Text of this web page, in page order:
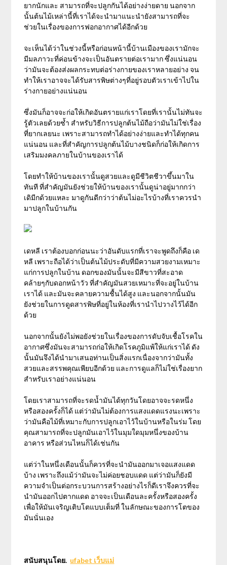
ยากนักและ สามารถที่จะปลูกกันได้อย่างง่ายดาย นอกจาก
นั้นต้นไม้เหล่านี้ที่เราได้จะนำมาแนะนำยังสามารถที่จะ
ช่วยในเรื่องของการฟอกอากาศได้อีกด้วย
จะเห็นได้ว่าในช่วงนี้หรือก่อนหน้านี้บ้านเมืองของเรามักจะ
มีมลภาวะที่ค่อนข้างจะเป็นอันตรายต่อเรามาก ซึ่งแน่นอน
ว่ามันจะต้องส่งผลกระทบต่อร่างกายของเราหลายอย่าง จน
ทำให้เราอาจจะได้รับสารพิษต่างๆที่อยู่รอบตัวเราเข้าไปใน
ร่างกายอย่างแน่นอน
ซึ่งมันก็อาจจะก่อให้เกิดอันตรายแก่เราโดยที่เรานั้นไม่ทันจะ
รู้ตัวเลยด้วยซ้ำ สำหรับวิธีการปลูกต้นไม้ถือว่ามันไม่ใช่เรื่อง
ที่ยากเลยนะ เพราะสามารถทำได้อย่างง่ายและทำได้ทุกคน
แน่นอน และที่สำคัญการปลูกต้นไม้บางชนิดก็ก่อให้เกิดการ
เสริมมงคลภายในบ้านของเราได้
โดยทำให้บ้านของเรานั้นดูสวยและดูมีชีวิตชีวาขึ้นมาใน
ทันที ที่สำคัญมันยังช่วยให้บ้านของเรานั้นดูน่าอยู่มากกว่า
เดิมีกด้วยแหละ มาดูกันดีกว่าว่าต้นไม่อะไรบ้างที่เราควรนำ
มาปลูกในบ้านกัน
เดหลี เราต้องบอกก่อนนะว่าอันดับแรกที่เราจะพูดถึงก็คือ เด
หลี เพราะถือได้ว่าเป็นต้นไม้ประดับที่มีความสวยงามเหมาะ
แก่การปลูกในบ้าน ดอกของมันนั้นจะมีสีขาวที่สะอาด
คล้ายๆกับดอกหน้าวัว ที่สำคัญมันสวยเหมาะที่จะอยู่ในบ้าน
เราได้ และมันจะคลายความชื้นได้สูง และนอกจากนั้นมัน
ยังช่วยในการดูดสารพิษที่อยู่ในห้องที่เรานำไปวางไว้ได้อีก
ด้วย
นอกจากนั้นยังไม่พอยังช่วยในเรื่องของการดับจับเชื้อโรคใน
อากาศซึ่งมันจะสามารถก่อให้เกิดโรคภูมิแพ้ให้แก่เราได้ ดัง
นั้นมันจึงได้นำมาเสนอท่านเป็นสิ่งแรกเนื่องจากว่ามันทั้ง
สวยและสรรพคุณเพียบอีกด้วย และการดูแลก็ไม่ใช่เรื่องยาก
สำหรับเราอย่างแน่นอน
โดยเราสามารถที่จะรดน้ำมันได้ทุกวันโดยอาจจะรดหนึ่ง
หรือสองครั้งก็ได้ แต่ว่ามันไม่ต้องการแสงแดดแรงนะเพราะ
ว่ามันคือไม้ที่เหมาะกับการปลูกเอาไว้ในบ้านหรือในร่ม โดย
คุณสามารถที่จะปลูกมันเอาไว้ในมุมใดมุมหนึ่งของบ้าน
อาคาร หรือส่วนไหนก็ได้เช่นกัน
แต่ว่าในหนึ่งเดือนนั้นก็ควรที่จะนำมันออกมาเจอแสงแดด
บ้าง เพราะถึงแม้ว่ามันจะไม่ค่อยชอบแดด แต่ว่ามันก็ยังมี
ความจำเป็นต่อกระบวนการสร้างอย่างไรก็ดีเราจึงควรที่จะ
นำมันออกไปตากแดด อาจจะเป็นเดือนละครั้งหรือสองครั้ง
เพื่อให้มันเจริญเติบโตแบบเต็มที่ ในลักษณะของการโตของ
มันนั่นเอง
สนับสนุนโดย. ufabet เว็บแม่